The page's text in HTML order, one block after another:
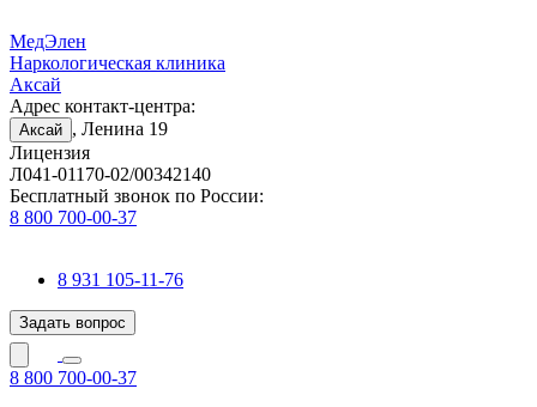
МедЭлен
Наркологическая клиника
Аксай
Адрес контакт-центра:
Аксай , Ленина 19
Лицензия
Л041-01170-02/00342140
Бесплатный звонок по России:
8 800 700-00-37
8 931 105-11-76
Задать вопрос
8 800 700-00-37